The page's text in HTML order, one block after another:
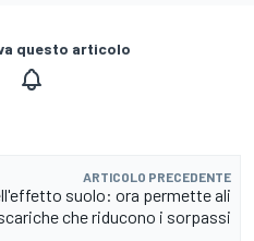
questo articolo
ARTICOLO PRECEDENTE
suolo: ora permette ali
che riducono i sorpassi